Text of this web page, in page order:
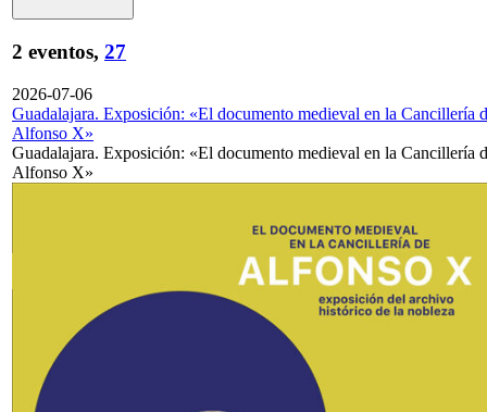
2 eventos, 27
2026-07-06
Guadalajara. Exposición: «El documento medieval en la Cancillería
Alfonso X»
Guadalajara. Exposición: «El documento medieval en la Cancillería
Alfonso X»